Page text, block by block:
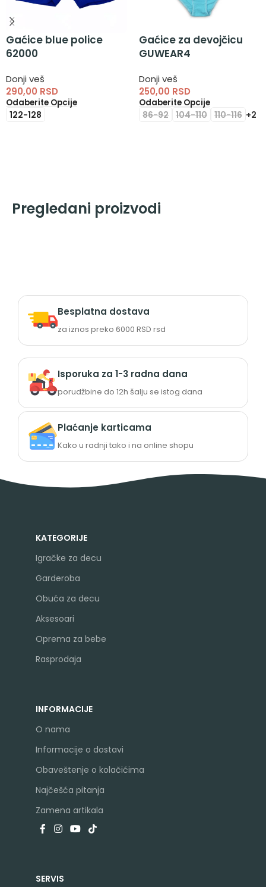
Gaćice blue police
62000
Donji veš
290,00 RSD
Odaberite Opcije
122-128
Gaćice za devojčicu
GUWEAR4
Donji veš
250,00 RSD
Odaberite Opcije
86-92 104-110 110-116 +2
Pregledani proizvodi
Besplatna dostava
za iznos preko 6000 RSD rsd
Isporuka za 1-3 radna dana
porudžbine do 12h šalju se istog dana
Plaćanje karticama
Kako u radnji tako i na online shopu
KATEGORIJE
Igračke za decu
Garderoba
Obuća za decu
Aksesoari
Oprema za bebe
Rasprodaja
INFORMACIJE
O nama
Informacije o dostavi
Obaveštenje o kolačićima
Najčešća pitanja
Zamena artikala
SERVIS